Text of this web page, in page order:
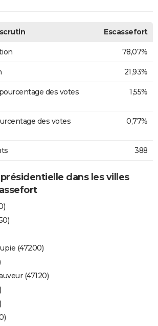
Escassefort
78,07%
21,93%
des votes
1,55%
des votes
0,77%
388
dans les villes
(47200)
(47120)